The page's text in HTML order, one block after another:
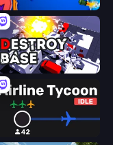
World Conqueror
Destroy Base
Airline Tycoon Idle